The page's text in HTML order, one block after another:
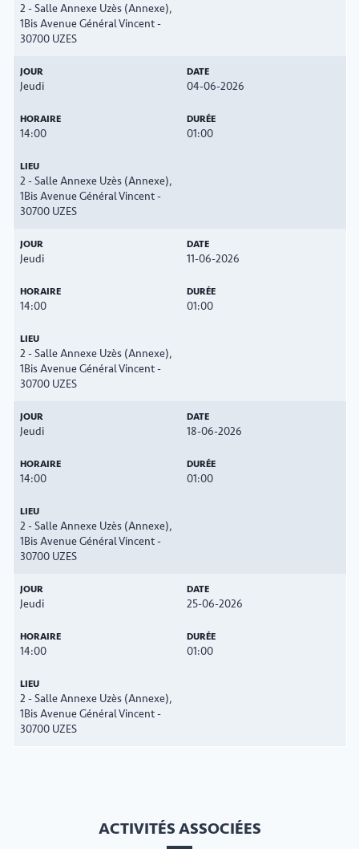
2 - Salle Annexe Uzès (Annexe),
1Bis Avenue Général Vincent -
30700 UZES
Jeudi 04-06-2026
14:00 01:00
2 - Salle Annexe Uzès (Annexe),
1Bis Avenue Général Vincent -
30700 UZES
Jeudi 11-06-2026
14:00 01:00
2 - Salle Annexe Uzès (Annexe),
1Bis Avenue Général Vincent -
30700 UZES
Jeudi 18-06-2026
14:00 01:00
2 - Salle Annexe Uzès (Annexe),
1Bis Avenue Général Vincent -
30700 UZES
Jeudi 25-06-2026
14:00 01:00
2 - Salle Annexe Uzès (Annexe),
1Bis Avenue Général Vincent -
30700 UZES
ACTIVITÉS ASSOCIÉES